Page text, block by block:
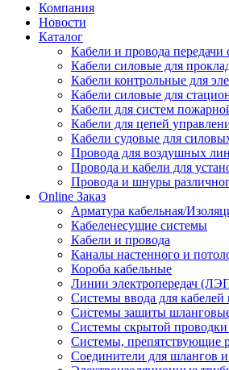
Компания
Новости
Каталог
Кабели и провода передачи
Кабели силовые для
Кабели контрольные для
Кабели силовые для
Кабели для систем
Кабели для цепей
Кабели судовые для
Провода для воздушных
Провода и кабели для
Провода и шнуры
Online Заказ
Арматура кабельная/
Кабеленесущие системы
Кабели и провода
Каналы настенного и
Короба кабельные
Линии электропередач
Системы ввода для кабелей
Системы защиты
Системы скрытой
Системы, препятствующие
Соединители для шлангов и